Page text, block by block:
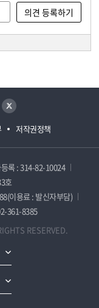
저작권정책
트위터
록 : 314-82-10024
호
이용료 : 발신자부담)
361-8385
RESERVED.